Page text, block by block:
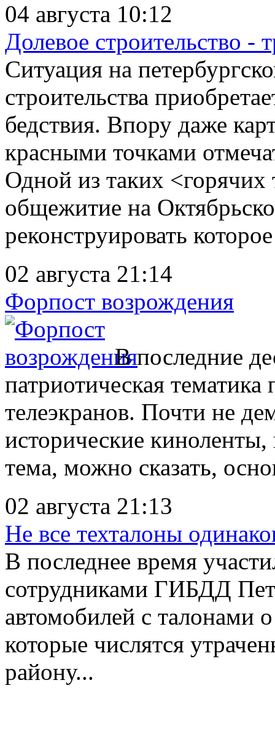
04 августа 10:12
Долевое строительство -
Ситуация на
строительства
бедствия. Впору даже
красными точками
Одной из таких <горячих
общежитие на
реконструировать
02 августа 21:14
Форпост возрождения
В последние
патриотическая
телеэкранов. Почти не
исторические
тема, можно сказать,
02 августа 21:13
Не все техталоны
В последнее время
сотрудниками ГИБДД
автомобилей с талонами
которые числятся
району...